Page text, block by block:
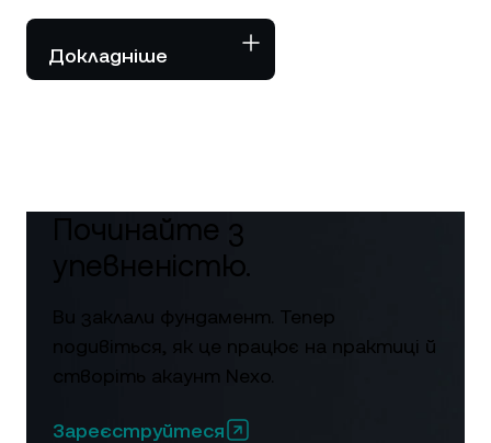
Докладніше
Починайте з
упевненістю.
Ви заклали фундамент. Тепер
подивіться, як це працює на практиці й
створіть акаунт Nexo.
Зареєструйтеся